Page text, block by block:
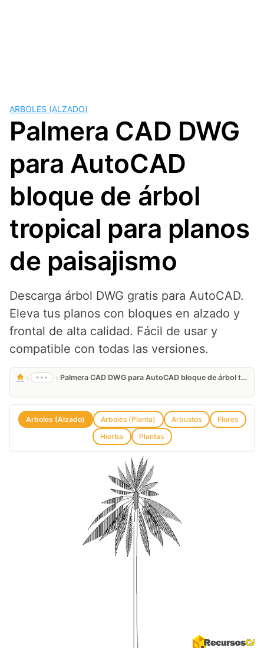
ARBOLES (ALZADO)
Palmera CAD DWG
para AutoCAD
bloque de árbol
tropical para planos
de paisajismo
Descarga árbol DWG gratis para AutoCAD.
Eleva tus planos con bloques en alzado y
frontal de alta calidad. Fácil de usar y
compatible con todas las versiones.
› ••• › Palmera CAD DWG para AutoCAD bloque de árbol tropical para planos de paisajismo
Arboles (Alzado) Arboles (Planta) Arbustos
Flores
Hierba
Plantas